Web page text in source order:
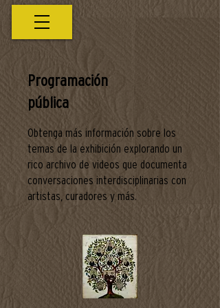
Obtenga más información sobre los
temas de la exhibición explorando un
rico archivo de videos que documenta
conversaciones interdisciplinarias con
artistas, curadores y más.
Programación
pública